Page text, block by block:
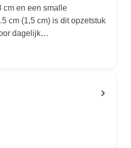
cm en een smalle
cm (1,5 cm) is dit opzetstuk
dagelijk…